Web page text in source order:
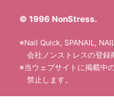
© 1996 NonStress.
※Nail Quick, SPANAIL,
会社ノンストレスの登録
※当ウェブサイトに掲載中
禁止します。